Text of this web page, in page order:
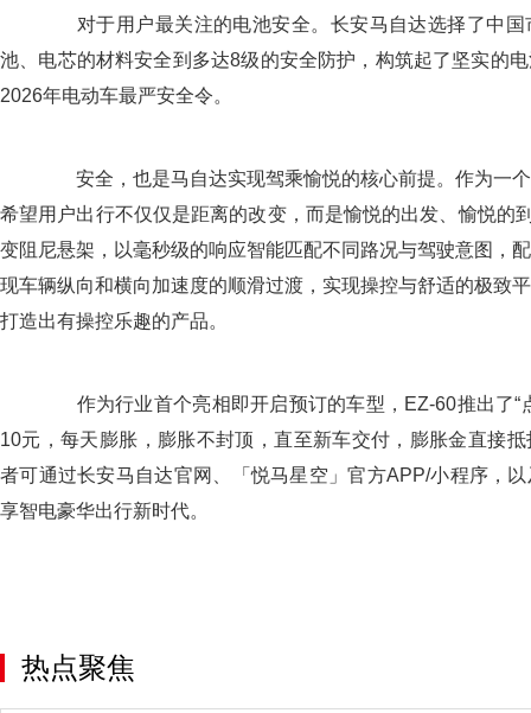
对于用户最关注的电池安全。长安马自达选择了中国
池、电芯的材料安全到多达8级的安全防护，构筑起了坚实的
2026年电动车最严安全令。
安全，也是马自达实现驾乘愉悦的核心前提。作为一个
希望用户出行不仅仅是距离的改变，而是愉悦的出发、愉悦的
变阻尼悬架，以毫秒级的响应智能匹配不同路况与驾驶意图，
现车辆纵向和横向加速度的顺滑过渡，实现操控与舒适的极致
打造出有操控乐趣的产品。
作为行业首个亮相即开启预订的车型，EZ-60推出了“
10元，每天膨胀，膨胀不封顶，直至新车交付，膨胀金直接
者可通过长安马自达官网、「悦马星空」官方APP/小程序，
享智电豪华出行新时代。
热点聚焦